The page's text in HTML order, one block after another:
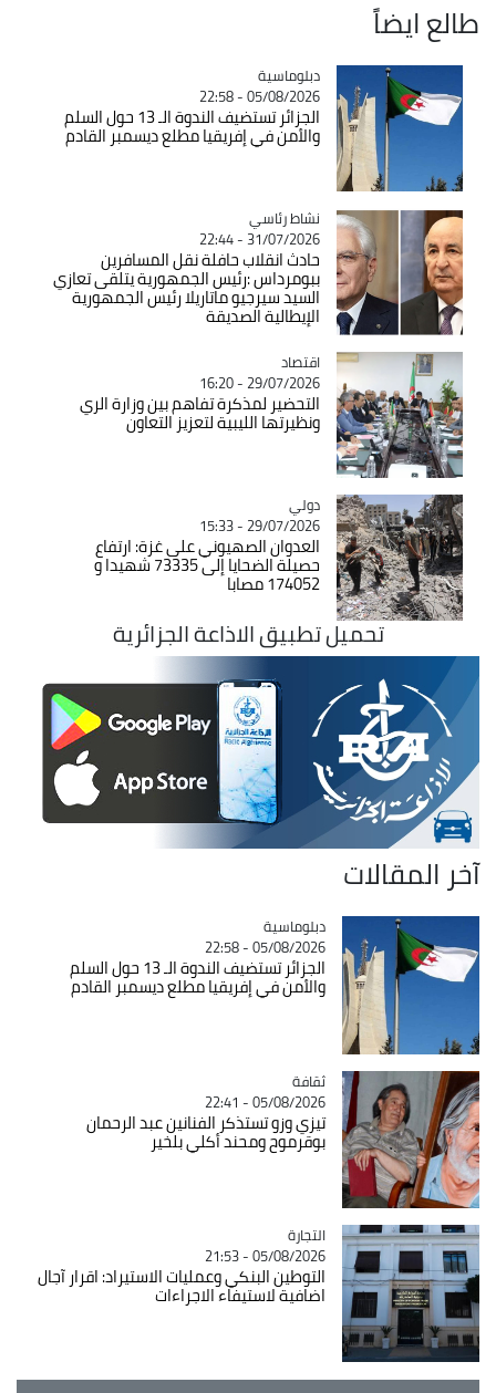
طالع ايضاً
Catégorie
دبلوماسية
05/08/2026 - 22:58
الجزائر تستضيف الندوة الـ 13 حول السلم
والأمن في إفريقيا مطلع ديسمبر القادم
Catégorie
نشاط رئاسي
31/07/2026 - 22:44
حادث انقلاب حافلة نقل المسافرين
ببومرداس :رئيس الجمهورية يتلقى تعازي
السيد سيرجيو ماتاريلا رئيس الجمهورية
الإيطالية الصديقة
Catégorie
اقتصاد
29/07/2026 - 16:20
التحضير لمذكرة تفاهم بين وزارة الري
ونظيرتها الليبية لتعزيز التعاون
Catégorie
دولي
29/07/2026 - 15:33
العدوان الصهيوني على غزة: ارتفاع
حصيلة الضحايا إلى 73335 شهيدا و
174052 مصابا
تحميل تطبيق الاذاعة الجزائرية
آخر المقالات
Catégorie
دبلوماسية
05/08/2026 - 22:58
الجزائر تستضيف الندوة الـ 13 حول السلم
والأمن في إفريقيا مطلع ديسمبر القادم
Catégorie
ثقافة
05/08/2026 - 22:41
تيزي وزو تستذكر الفنانين عبد الرحمان
بوقرموح ومحند أكلي بلخير
Catégorie
التجارة
05/08/2026 - 21:53
التوطين البنكي وعمليات الاستيراد: اقرار آجال
اضافية لاستيفاء الاجراءات